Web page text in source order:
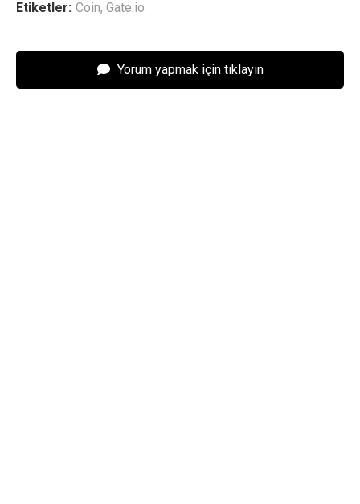
Etiketler: Coin, Gate.io
Yorum yapmak için tıklayın